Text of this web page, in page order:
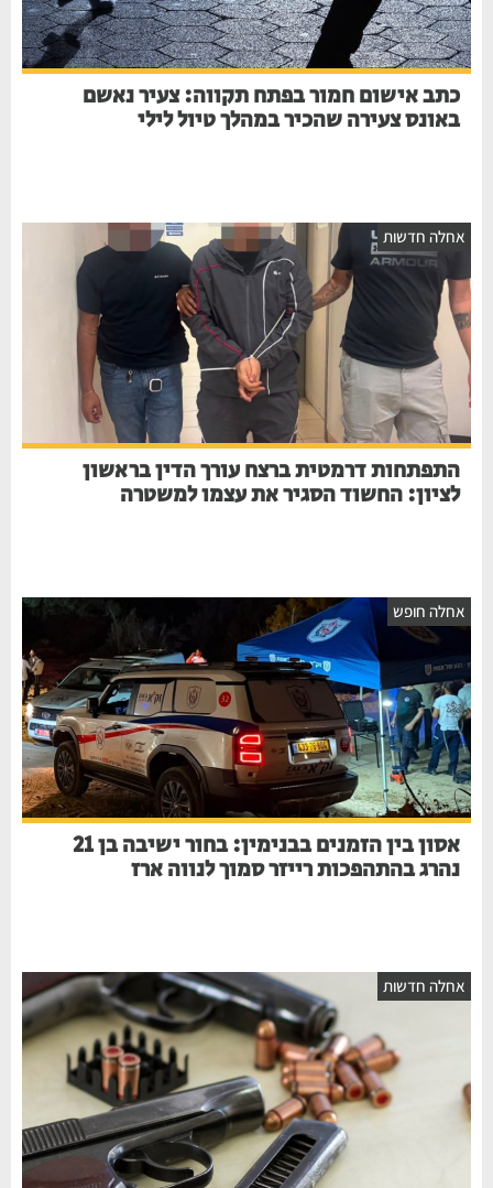
כתב אישום חמור בפתח תקווה: צעיר נאשם
באונס צעירה שהכיר במהלך טיול לילי
אחלה חדשות
התפתחות דרמטית ברצח עורך הדין בראשון
לציון: החשוד הסגיר את עצמו למשטרה
אחלה חופש
אסון בין הזמנים בבנימין: בחור ישיבה בן 21
נהרג בהתהפכות רייזר סמוך לנווה ארז
אחלה חדשות